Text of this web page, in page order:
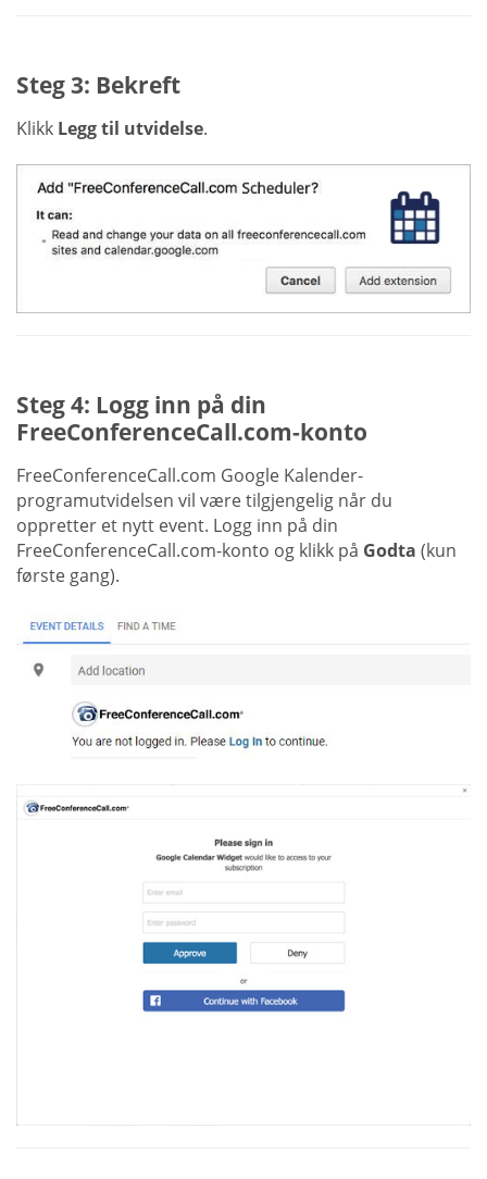
Steg 3: Bekreft
Klikk Legg til utvidelse.
Steg 4: Logg inn på din
FreeConferenceCall.com-konto
FreeConferenceCall.com Google Kalender-
programutvidelsen vil være tilgjengelig når du
oppretter et nytt event. Logg inn på din
FreeConferenceCall.com-konto og klikk på Godta (kun
første gang).